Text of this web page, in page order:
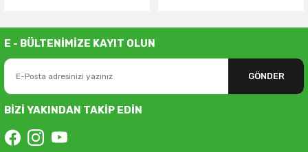
E - BÜLTENİMİZE KAYIT OLUN
GÖNDER
BİZİ YAKINDAN TAKİP EDİN